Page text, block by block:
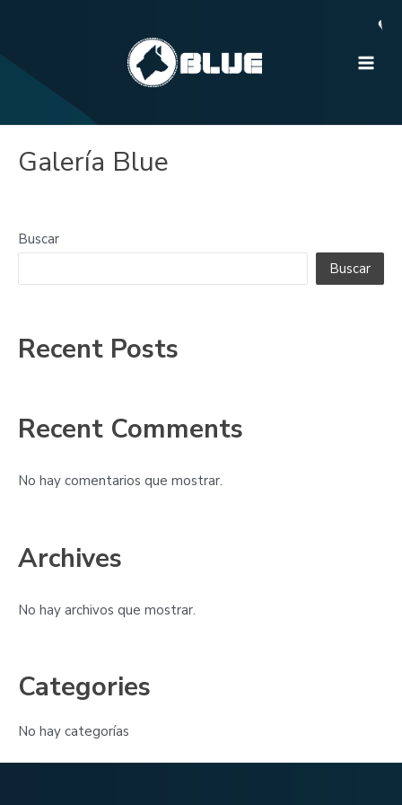
Main
Galería Blue
Buscar
Buscar
Recent Posts
Recent Comments
No hay comentarios que mostrar.
Archives
No hay archivos que mostrar.
Categories
No hay categorías